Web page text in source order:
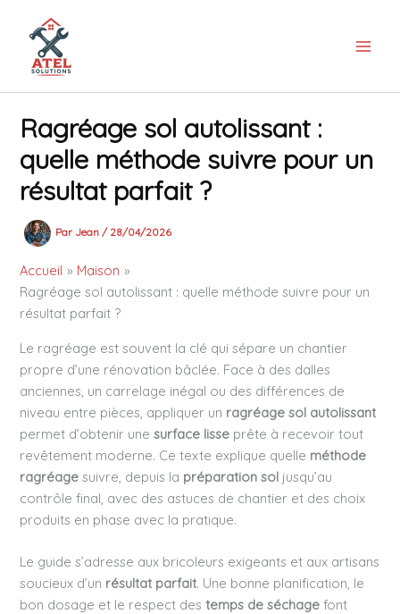
contenu
Ragréage sol autolissant :
quelle méthode suivre pour un
résultat parfait ?
Par Jean/ 28/04/2026
Accueil
Maison
Ragréage sol autolissant : quelle méthode suivre pour un
résultat parfait ?
Le ragréage est souvent la clé qui sépare un chantier
propre d’une rénovation bâclée. Face à des dalles
anciennes, un carrelage inégal ou des différences de
niveau entre pièces, appliquer un ragréage sol autolissant
permet d’obtenir unesurface lisse prête à recevoir tout
revêtement moderne. Ce texte explique quelle méthode
ragréage suivre, depuis la préparation sol jusqu’au
contrôle final, avec des astuces de chantier et des choix
produits en phase avec la pratique.
Le guide s’adresse aux bricoleurs exigeants et aux artisans
soucieux d’un résultat parfait. Une bonne planification, le
bon dosage et le respect destemps de séchage font